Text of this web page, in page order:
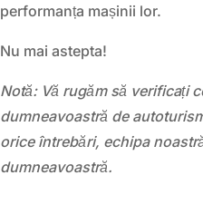
performanța mașinii lor.
Nu mai astepta!
Notă: Vă rugăm să verificați
dumneavoastră de
orice întrebări, echipa
dumneavoastră.